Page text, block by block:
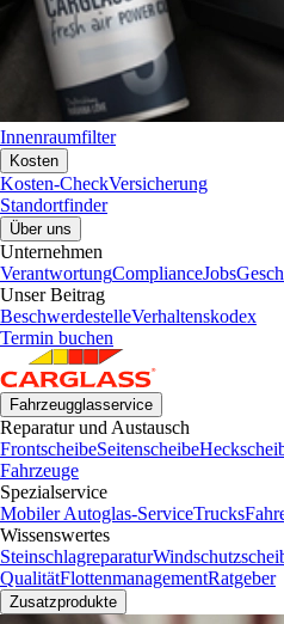
Innenraumfilter
Kosten
Kosten-CheckVersicherung
Standortfinder
Über uns
Unternehmen
VerantwortungComplianceJobs
Unser Beitrag
BeschwerdestelleVerhaltenskodex
Termin buchen
Fahrzeugglasservice
Reparatur und Austausch
FrontscheibeSeitenscheibe
Fahrzeuge
Spezialservice
Mobiler Autoglas-ServiceTrucks
Wissenswertes
Steinschlagreparatur
QualitätFlottenmanagementRatgeber
Zusatzprodukte